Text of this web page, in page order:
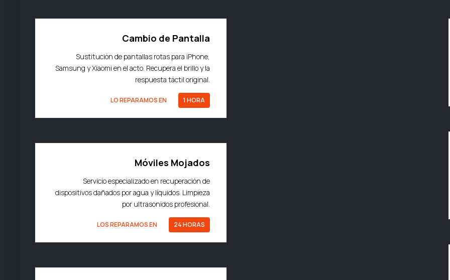
Cambio de Pantalla
Sustitución de pantallas rotas para iPhone,
Samsung y Xiaomi en el acto. Recupera el brillo y la
respuesta táctil original.
LO REPARAMOS EN 1 HORA
Móviles Mojados
Servicio especializado en recuperación de
dispositivos dañados por agua y líquidos. Limpieza
por ultrasonidos profesional.
LOS REPARAMOS EN 24 HORAS